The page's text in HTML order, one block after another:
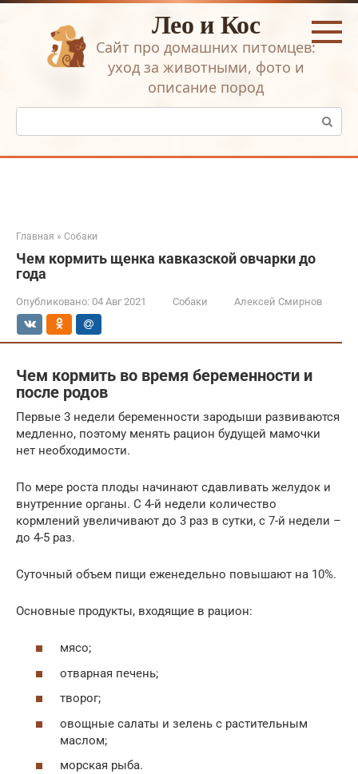
Перейти
Лео и Кос
Сайт про домашних питомцев:
уход за животными, фото и
описание пород
Поиск:
Главная » Собаки
Чем кормить щенка кавказской овчарки до
года
Опубликовано: 04 Авг 2021 Собаки Алексей Смирнов
Чем кормить во время беременности и
после родов
Первые 3 недели беременности зародыши развиваются
медленно, поэтому менять рацион будущей мамочки
нет необходимости.
По мере роста плоды начинают сдавливать желудок и
внутренние органы. С 4-й недели количество
кормлений увеличивают до 3 раз в сутки, с 7-й недели –
до 4-5 раз.
Суточный объем пищи еженедельно повышают на 10%.
Основные продукты, входящие в рацион:
мясо;
отварная печень;
творог;
овощные салаты и зелень с растительным
маслом;
морская рыба.